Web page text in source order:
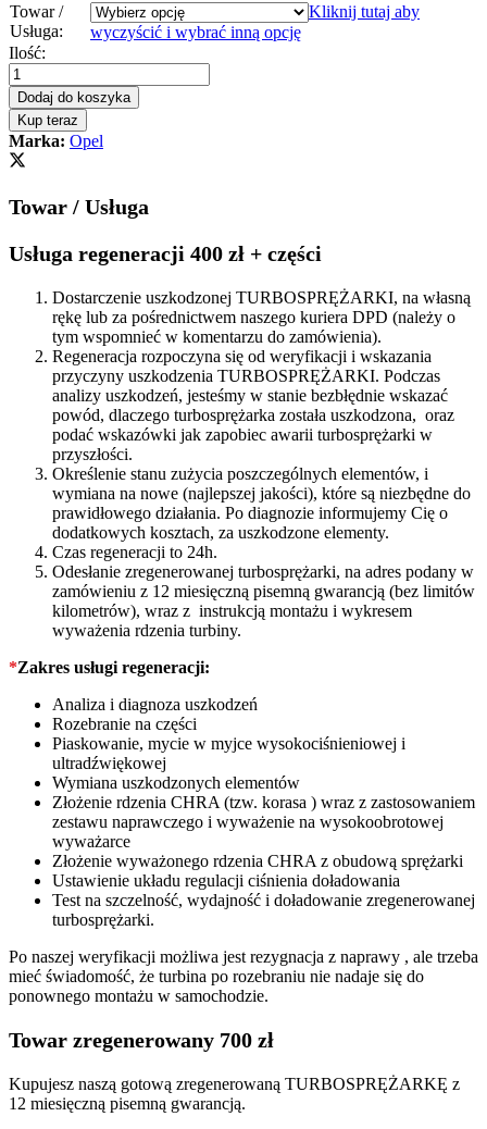
Towar /
Usługa:
Kliknij tutaj aby
wyczyścić i wybrać inną opcję
Turbosprężarka
–
turbina
Opel
Zafira
2.0
DTI
101
708867
quantity
Ilość:
Dodaj do koszyka
Kup teraz
Marka: Opel
Towar / Usługa
Usługa regeneracji 400 zł + części
Dostarczenie uszkodzonej TURBOSPRĘŻARKI, na własną
rękę lub za pośrednictwem naszego kuriera DPD (należy o
tym wspomnieć w komentarzu do zamówienia).
Regeneracja rozpoczyna się od weryfikacji i wskazania
przyczyny uszkodzenia TURBOSPRĘŻARKI. Podczas
analizy uszkodzeń, jesteśmy w stanie bezbłędnie wskazać
powód, dlaczego turbosprężarka została uszkodzona, oraz
podać wskazówki jak zapobiec awarii turbosprężarki w
przyszłości.
Określenie stanu zużycia poszczególnych elementów, i
wymiana na nowe (najlepszej jakości), które są niezbędne do
prawidłowego działania. Po diagnozie informujemy Cię o
dodatkowych kosztach, za uszkodzone elementy.
Czas regeneracji to 24h.
Odesłanie zregenerowanej turbosprężarki, na adres podany w
zamówieniu z 12 miesięczną pisemną gwarancją (bez limitów
kilometrów), wraz z instrukcją montażu i wykresem
wyważenia rdzenia turbiny.
*Zakres usługi regeneracji:
Analiza i diagnoza uszkodzeń
Rozebranie na części
Piaskowanie, mycie w myjce wysokociśnieniowej i
ultradźwiękowej
Wymiana uszkodzonych elementów
Złożenie rdzenia CHRA (tzw. korasa ) wraz z zastosowaniem
zestawu naprawczego i wyważenie na wysokoobrotowej
wyważarce
Złożenie wyważonego rdzenia CHRA z obudową sprężarki
Ustawienie układu regulacji ciśnienia doładowania
Test na szczelność, wydajność i doładowanie zregenerowanej
turbosprężarki.
Po naszej weryfikacji możliwa jest rezygnacja z naprawy , ale trzeba
mieć świadomość, że turbina po rozebraniu nie nadaje się do
ponownego montażu w samochodzie.
Towar zregenerowany 700 zł
Kupujesz naszą gotową zregenerowaną TURBOSPRĘŻARKĘ z
12 miesięczną pisemną gwarancją.